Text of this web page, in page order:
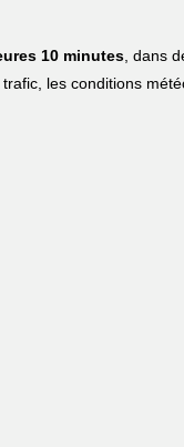
10 minutes , dans
les conditions